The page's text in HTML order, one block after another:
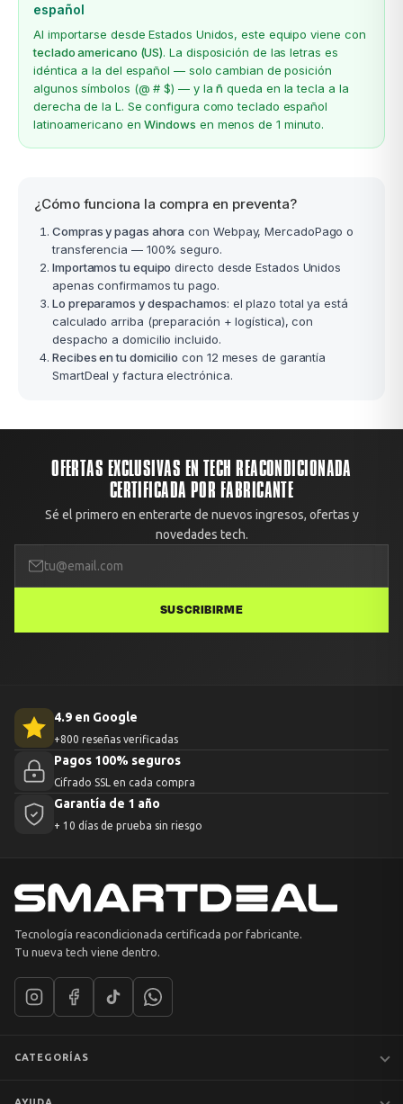
español
Al importarse desde Estados Unidos, este equipo viene con
teclado americano (US). La disposición de las letras es
idéntica a la del español — solo cambian de posición
algunos símbolos (@ # $) — y lañ queda en la tecla a la
derecha de la L. Se configura como teclado español
latinoamericano enWindows en menos de 1 minuto.
¿Cómo funciona la compra en preventa?
Compras y pagas ahora con Webpay, MercadoPago o
transferencia — 100% seguro.
Importamos tu equipo directo desde Estados Unidos
apenas confirmamos tu pago.
Lo preparamos y despachamos: el plazo total ya está
calculado arriba (preparación + logística), con
despacho a domicilio incluido.
Recibes en tu domicilio con 12 meses de garantía
SmartDeal y factura electrónica.
OFERTAS EXCLUSIVAS EN TECH REACONDICIONADA
CERTIFICADA POR FABRICANTE
Sé el primero en enterarte de nuevos ingresos, ofertas y
novedades tech.
SUSCRIBIRME
4.9 en Google
+800 reseñas verificadas
Pagos 100% seguros
Cifrado SSL en cada compra
Garantía de 1 año
+ 10 días de prueba sin riesgo
Tecnología reacondicionada certificada por fabricante.
Tu nueva tech viene dentro.
CATEGORÍAS